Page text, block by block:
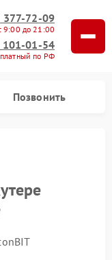
377-72-09
9:00 до 21:00
101-01-54
по РФ
Позвонить